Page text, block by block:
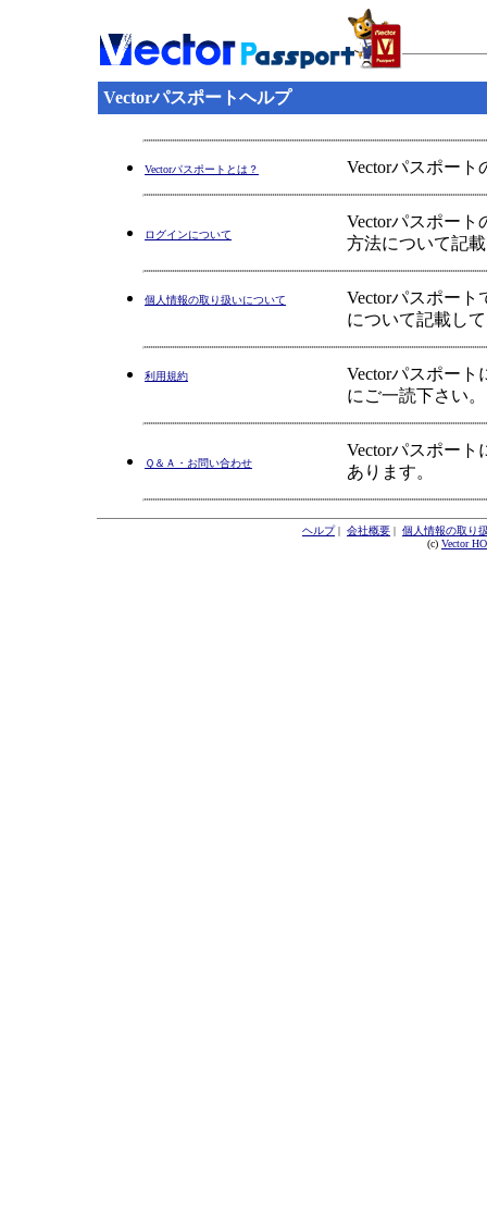
Vectorパスポートヘルプ
Vectorパスポートとは？ Vectorパスポー
ログインについて
Vectorパスポー
方法について記
個人情報の取り扱いについて
Vectorパスポー
について記載し
利用規約
Vectorパスポー
にご一読下さい。
Ｑ＆Ａ・お問い合わせ
Vectorパスポー
あります。
ヘルプ| 会社概要 | 個人情報の取り
(c) Vector